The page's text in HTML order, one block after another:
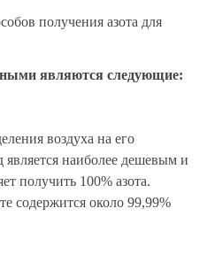
получения азота для
являются следующие:
воздуха на его
наиболее дешевым и
получить 100% азота.
содержится около 99,99%